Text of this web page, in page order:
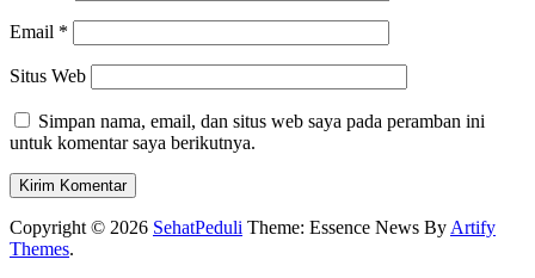
Email *
Situs Web
Simpan nama, email, dan situs web saya pada peramban ini
untuk komentar saya berikutnya.
Copyright © 2026 SehatPeduli Theme: Essence News By Artify
Themes.